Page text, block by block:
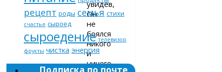
увидев,
Он
не
боялся
никого
и
ничего.
рецепт роды семья стихи
счастье сыроед
сыроедение телевизор
фрукты чистка энергия
Подписка по почте